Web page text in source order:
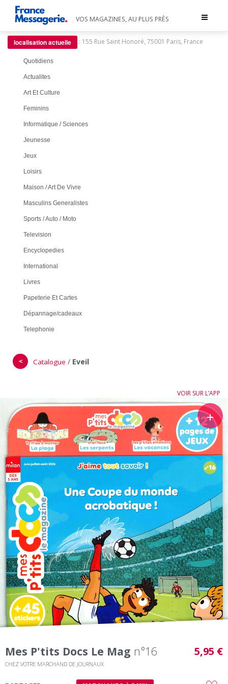
Toggle
VOS MAGAZINES, AU PLUS PRÈS
localisation actuelle : 155 Rue Saint Honoré, 75001 Paris, France
Quotidiens
Actualites
Art Et Culture
Feminins
Informatique / Sciences
Jeunesse
Jeux
Loisirs
Maison / Art De Vivre
Masculins Generalistes
Sports / Auto / Moto
Television
Encyclopedies
International
Livres
Papeterie Et Cartes
Dépannage/cadeaux
Telephonie
＜ Catalogue / Eveil
VOIR SUR L’APP
＋
Mes P'tits Docs Le Mag n°16
CHEZ VOTRE MARCHAND DE JOURNAUX
5,95 €